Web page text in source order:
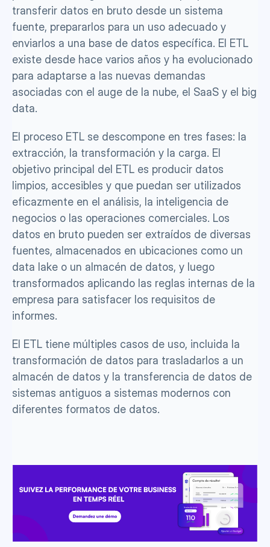
transferir datos en bruto desde un sistema
fuente, prepararlos para un uso adecuado y
enviarlos a una base de datos específica. El ETL
existe desde hace varios años y ha evolucionado
para adaptarse a las nuevas demandas
asociadas con el auge de la nube, el SaaS y el big
data.
El proceso ETL se descompone en tres fases: la
extracción, la transformación y la carga. El
objetivo principal del ETL es producir datos
limpios, accesibles y que puedan ser utilizados
eficazmente en el análisis, la inteligencia de
negocios o las operaciones comerciales. Los
datos en bruto pueden ser extraídos de diversas
fuentes, almacenados en ubicaciones como un
data lake o un almacén de datos, y luego
transformados aplicando las reglas internas de la
empresa para satisfacer los requisitos de
informes.
El ETL tiene múltiples casos de uso, incluida la
transformación de datos para trasladarlos a un
almacén de datos y la transferencia de datos de
sistemas antiguos a sistemas modernos con
diferentes formatos de datos.